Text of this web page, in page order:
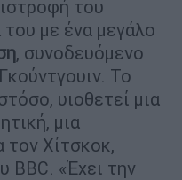
του
με ένα μεγάλο
, συνοδευόμενο
Το
υιοθετεί μια
μια
τον Χίτσκοκ,
BBC. «Έχει την